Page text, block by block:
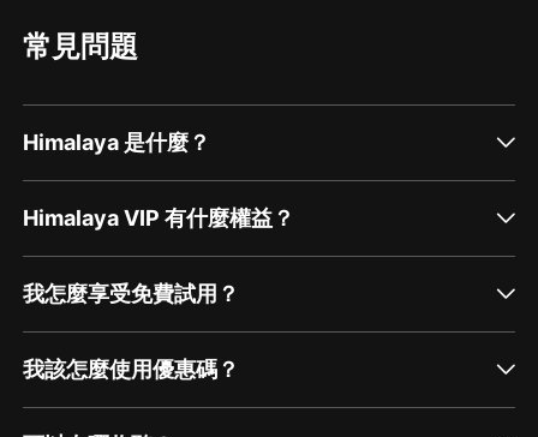
購買須知
1、本作品為付費有聲書，購買成功后，即可收聽。
2、版權歸原作者所有，嚴禁翻錄成任何形式，嚴禁在任
何第三方平臺傳播，違者將追究其法律責任。
3、如在充值／購買環節遇到問題，您可通過頁面右上方
4、在購買過程中，如果您有任何問題，可以按以下步驟
第一步：您可在喜馬拉雅APP【賬號-聯系客服】中谘詢
第二步：如果您無法聯系上APP內在線客服，可關注
常見問題
Himalaya 是什麼？
Himalaya VIP 有什麼權益？
我怎麼享受免費試用？
我該怎麼使用優惠碼？